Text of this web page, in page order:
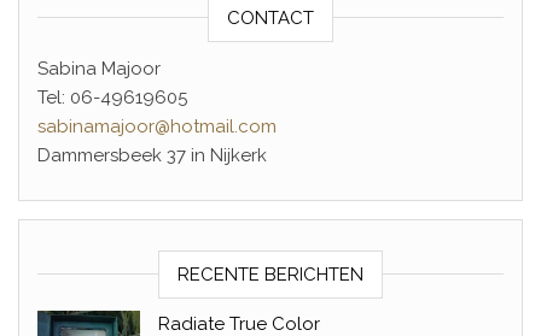
CONTACT
Sabina Majoor
Tel: 06-49619605
sabinamajoor@hotmail.com
Dammersbeek 37 in Nijkerk
RECENTE BERICHTEN
Radiate True Color